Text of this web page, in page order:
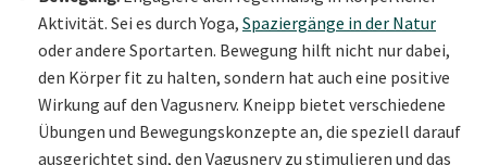
Aktivität. Sei es durch Yoga, Spaziergänge in der Natur
oder andere Sportarten. Bewegung hilft nicht nur dabei,
den Körper fit zu halten, sondern hat auch eine positive
Wirkung auf den Vagusnerv. Kneipp bietet verschiedene
Übungen und Bewegungskonzepte an, die speziell darauf
ausgerichtet sind, den Vagusnerv zu stimulieren und das